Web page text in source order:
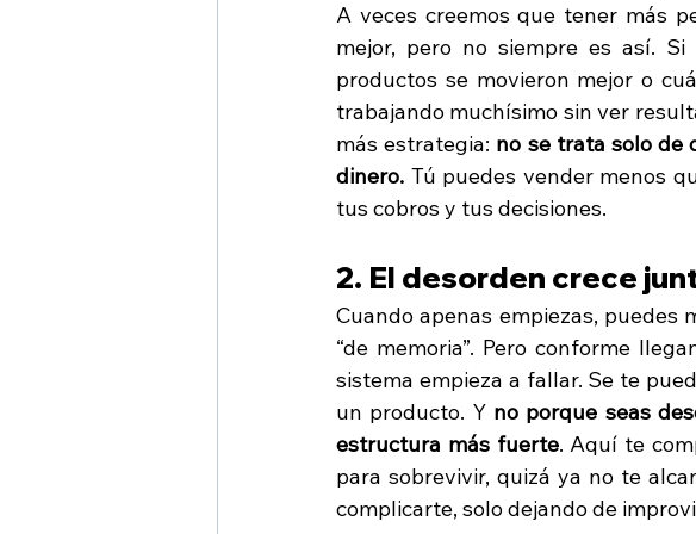
A veces creemos que tener más
mejor, pero no siempre es así.
productos se movieron mejor o
trabajando muchísimo sin ver
más estrategia: no se trata solo de
dinero. Tú puedes vender menos
tus cobros y tus decisiones.
2. El desorden crece
Cuando apenas empiezas,
“de memoria”. Pero conforme
sistema empieza a fallar. Se te
un producto. Y no porque seas
estructura más fuerte. Aquí te
para sobrevivir, quizá ya no te
complicarte, solo dejando de